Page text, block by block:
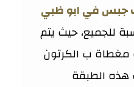
جبس في ابو ظبي
للجميع، حيث يتم
مغطاة ب الكرتون
الطبقة